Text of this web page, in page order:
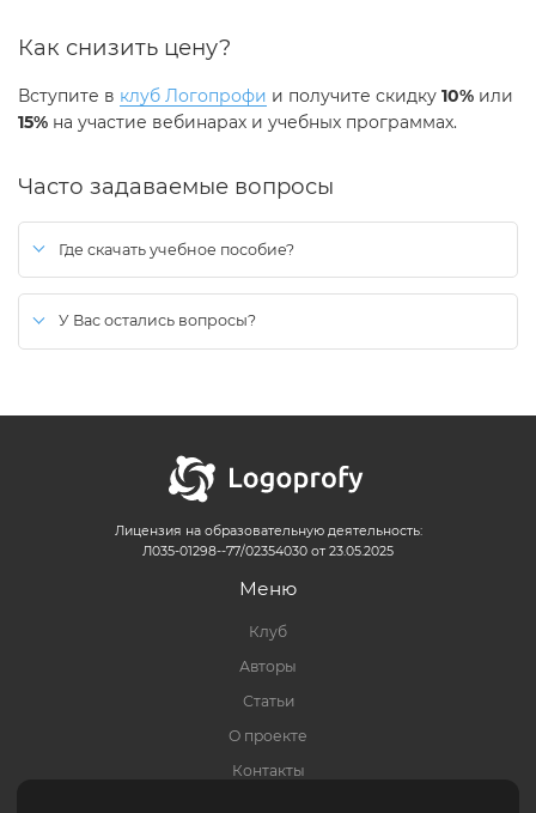
Как снизить цену?
Вступите в клуб Логопрофи и получите скидку 10% или
15% на участие вебинарах и учебных программах.
Часто задаваемые вопросы
Где скачать учебное пособие?
У Вас остались вопросы?
Лицензия на образовательную деятельность:
Л035-01298--77/02354030 от 23.05.2025
Меню
Клуб
Авторы
Статьи
О проекте
Контакты